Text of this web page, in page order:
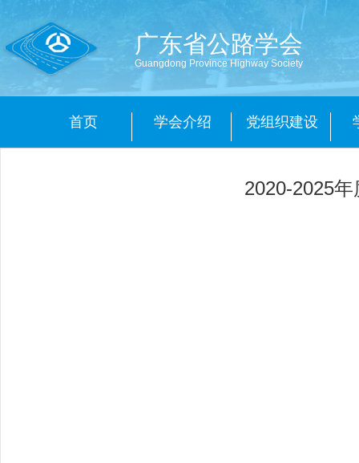
广东省公路学会
Guangdong Province Highway Society
首页 学会介绍 党组织建设
2020-2025